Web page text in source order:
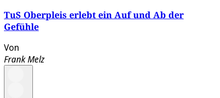
TuS Oberpleis erlebt ein Auf und Ab der
Gefühle
Von
Frank Melz